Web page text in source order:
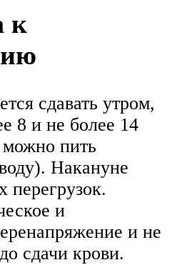
к
сдавать утром,
8 и не более 14
можно пить
Накануне
перегрузок.
и
и не
сдачи крови.